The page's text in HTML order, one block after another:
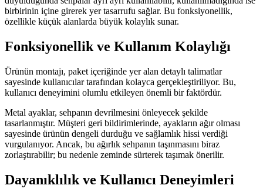
birbirinin içine girerek yer tasarrufu sağlar. Bu fonksiyonellik,
özellikle küçük alanlarda büyük kolaylık sunar.
Fonksiyonellik ve Kullanım Kolaylığı
Ürünün montajı, paket içeriğinde yer alan detaylı talimatlar
sayesinde kullanıcılar tarafından kolayca gerçekleştiriliyor. Bu,
kullanıcı deneyimini olumlu etkileyen önemli bir faktördür.
Metal ayaklar, sehpanın devrilmesini önleyecek şekilde
tasarlanmıştır. Müşteri geri bildirimlerinde, ayakların ağır olması
sayesinde ürünün dengeli durduğu ve sağlamlık hissi verdiği
vurgulanıyor. Ancak, bu ağırlık sehpanın taşınmasını biraz
zorlaştırabilir; bu nedenle zeminde sürterek taşımak önerilir.
Dayanıklılık ve Kullanıcı Deneyimleri